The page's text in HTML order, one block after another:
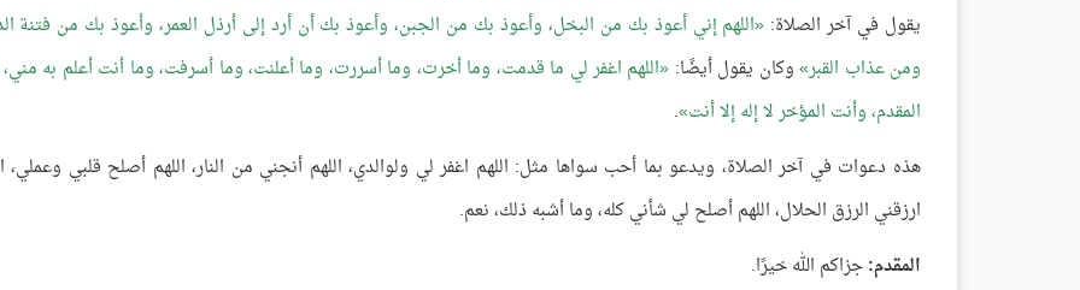
يقول في آخر الصلاة: اللهم إني أعوذ بك من البخل، وأعوذ بك من الجبن، وأعوذ بك أن أرد إلى أرذل العمر، وأعوذ بك من فتنة
ومن عذاب القبر وكان يقول أيضًا: اللهم اغفر لي ما قدمت، وما أخرت، وما أسررت، وما أعلنت، وما أسرفت، وما أنت أعلم به
المقدم، وأنت المؤخر لا إله إلا أنت .
هذه دعوات في آخر الصلاة، ويدعو بما أحب سواها مثل: اللهم اغفر لي ولوالدي، اللهم أنجني من النار، اللهم أصلح قلبي وعملي،
ارزقني الرزق الحلال، اللهم أصلح لي شأني كله، وما أشبه ذلك، نعم.
المقدم:جزاكم الله خيرًا.